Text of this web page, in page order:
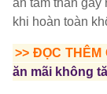
ăn tâm thần gây
khi hoàn toàn
>> ĐỌC
ăn mãi không